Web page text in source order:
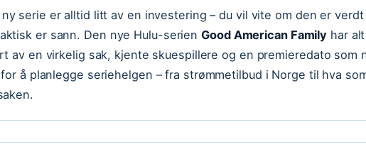
serie er alltid litt av en investering – du vil vite om den er
er sann. Den nye Hulu-serienGood American Family har
av en virkelig sak, kjente skuespillere og en premieredato som
å planlegge seriehelgen – fra strømmetilbud i Norge til hva